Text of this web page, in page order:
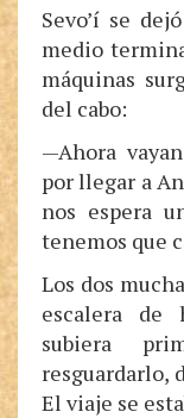
Sevo’í se
medio
máquinas
del cabo:
—Ahora
por llegar a
nos espera
tenemos que
Los dos
escalera de
subiera
resguardarlo,
El viaje se